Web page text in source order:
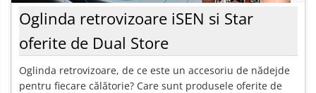
Oglinda retrovizoare iSEN si Star
oferite de Dual Store
Oglinda retrovizoare, de ce este un accesoriu de nădejde
pentru fiecare călătorie? Care sunt produsele oferite de